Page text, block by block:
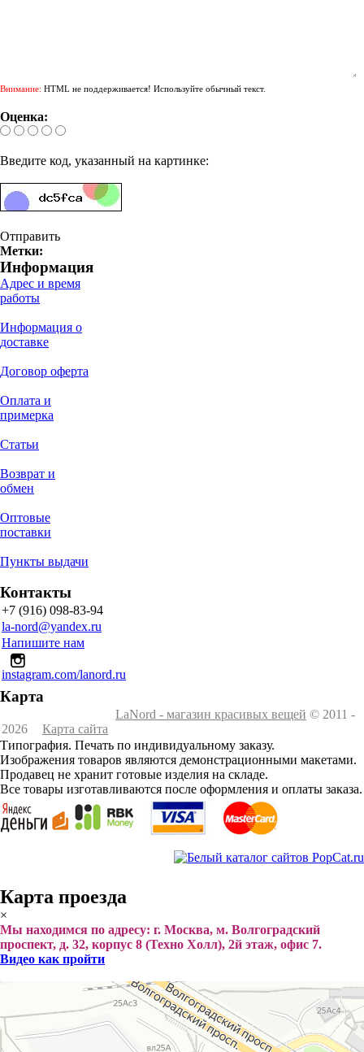
Внимание: HTML не поддерживается! Используйте обычный текст.
Оценка:
Введите код, указанный на картинке:
Отправить
Метки:
Информация
Адрес и время
работы
Информация о
доставке
Договор оферта
Оплата и
примерка
Статьи
Возврат и
обмен
Оптовые
поставки
Пункты выдачи
Контакты
+7 (916) 098-83-94
la-nord@yandex.ru
Напишите нам
instagram.com/lanord.ru
Карта
LaNord - магазин красивых вещей © 2011 -
2026
Карта сайта
Типография. Печать по индивидуальному заказу.
Изображения товаров являются демонстрационными макетами.
Продавец не хранит готовые изделия на складе.
Все товары изготавливаются после оформления и оплаты заказа.
Карта проезда
×
Мы находимся по адресу: г. Москва, м. Волгоградский
проспект, д. 32, корпус 8 (Техно Холл), 2й этаж, офис 7.
Видео как пройти